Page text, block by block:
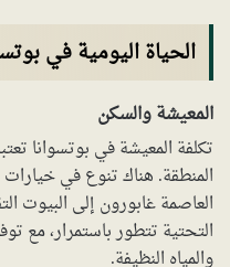
الحياة اليومية في
المعيشة والسكن
تكلفة المعيشة في بوتسوانا
المنطقة. هناك تنوع في
العاصمة غابورون إلى البيوت
التحتية تتطور باستمرار، مع
والمياه النظيفة.